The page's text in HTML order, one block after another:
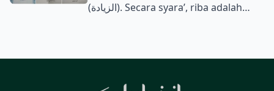
(الزيادة). Secara syara’, riba adalah
terjadi saat mengakhirkan dua